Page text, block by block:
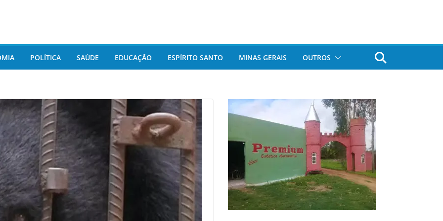
POLÍTICA SAÚDE EDUCAÇÃO ESPÍRITO SANTO MINAS GERAIS OUTROS